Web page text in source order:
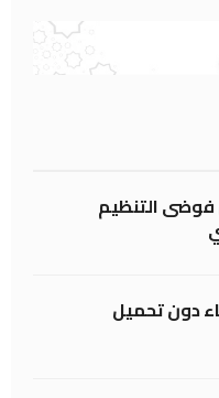
التنظيم
دون تحميل